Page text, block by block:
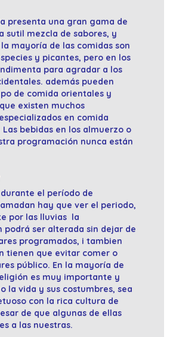
presenta una gran gama de
sutil mezcla de sabores, y
mayoría de las comidas son
y picantes, pero en los
para agradar a los
además pueden
de comida orientales y
existen muchos
en comida
bebidas en los almuerzo o
programación nunca están
el período de
hay que ver el periodo,
por las lluvias la
podrá ser alterada sin dejar de
programados, i tambien
tienen que evitar comer o
público. En la mayoría de
es muy importante y
la vida y sus costumbres, sea
con la rica cultura de
de que algunas de ellas
a las nuestras.